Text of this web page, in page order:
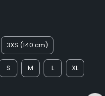
3XS (140 cm)
S M L XL